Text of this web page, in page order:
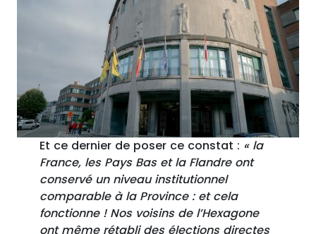
Et ce dernier de poser ce constat : « la
France, les Pays Bas et la Flandre ont
conservé un niveau institutionnel
comparable à la Province : et cela
fonctionne ! Nos voisins de l’Hexagone
ont même rétabli des élections directes